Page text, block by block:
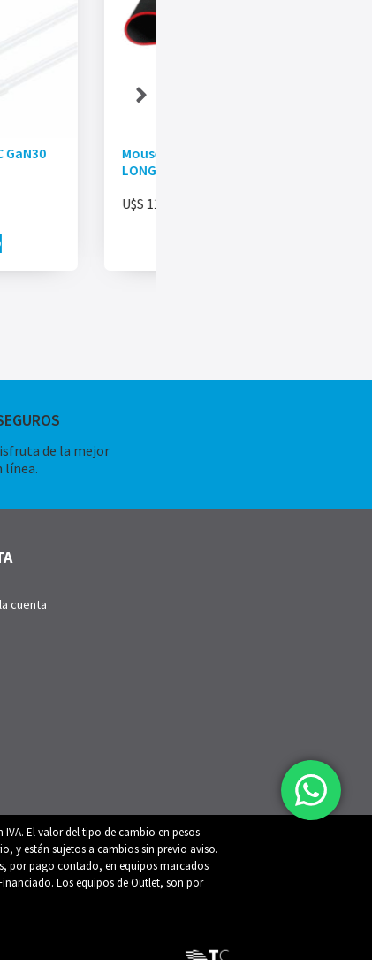
GaN30
Mousepad MEETION MT-P100
LONGER
U$S 11.00
de la mejor
línea.
cuenta
IVA. El valor del tipo de cambio en pesos
y están sujetos a cambios sin previo aviso.
por pago contado, en equipos marcados
Los equipos de Outlet, son por